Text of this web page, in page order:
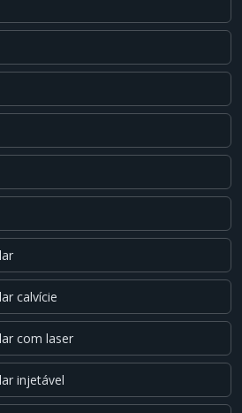
calvície
com laser
injetável